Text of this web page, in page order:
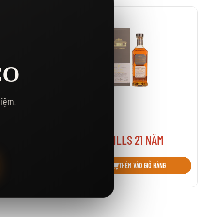
RƯỢU BUSHMILLS 21 NĂM
Thêm vào danh sách yêu thích
THÊM VÀO GIỎ HÀNG